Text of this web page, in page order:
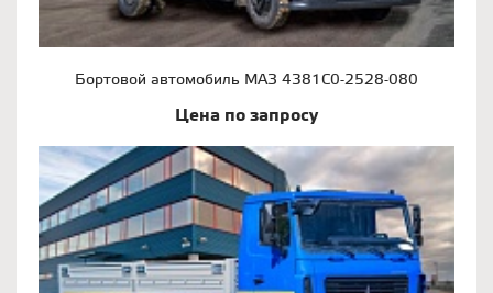
Бортовой автомобиль МАЗ 4381С0-2528-080
Цена по запросу